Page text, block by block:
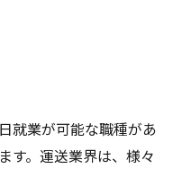
就業が可能な職種があ
す。運送業界は、様々